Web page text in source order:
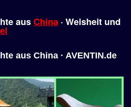
ausChina · Weisheit und
aus China · AVENTIN.de